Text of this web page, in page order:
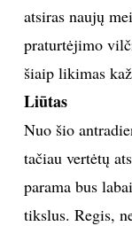
atsiras naujų
praturtėjimo
šiaip likimas
Liūtas
Nuo šio
tačiau vertėtų
parama bus
tikslus. Regis,